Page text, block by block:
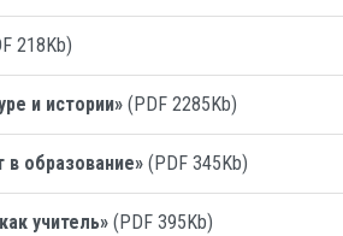
218Kb)
и истории» (PDF 2285Kb)
в образование» (PDF 345Kb)
учитель» (PDF 395Kb)